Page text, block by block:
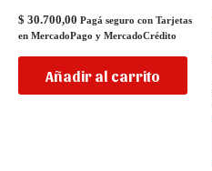
$ 30.700,00 Pagá seguro con Tarjetas
en MercadoPago y MercadoCrédito
Añadir al carrito